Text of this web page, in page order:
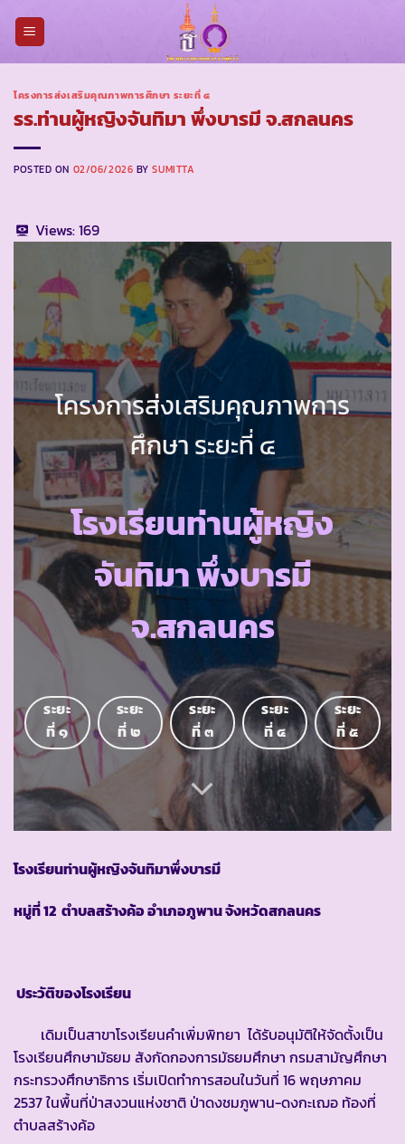
โครงการส่งเสริมคุณภาพการศึกษา ระยะที่ ๔
รร.ท่านผู้หญิงจันทิมา พึ่งบารมี จ.สกลนคร
POSTED ON 02/06/2026 BYSUMITTA
Views:169
โครงการส่งเสริมคุณภาพการ
ศึกษา ระยะที่ ๔
โรงเรียนท่านผู้หญิง
จันทิมา พึ่งบารมี
จ.สกลนคร
ระยะ
ที่ ๑
ระยะ
ที่ ๒
ระยะ
ที่ ๓
ระยะ
ที่ ๔
ระยะ
ที่ ๕
โรงเรียนท่านผู้หญิงจันทิมาพึ่งบารมี
หมู่ที่ 12 ตำบลสร้างค้อ อำเภอภูพาน จังหวัดสกลนคร
ประวัติของโรงเรียน
เดิมเป็นสาขาโรงเรียนคำเพิ่มพิทยา ได้รับอนุมัติให้จัดตั้งเป็น
โรงเรียนศึกษามัธยม สังกัดกองการมัธยมศึกษา กรมสามัญศึกษา
กระทรวงศึกษาธิการ เริ่มเปิดทำการสอนในวันที่ 16 พฤษภาคม
2537 ในพื้นที่ป่าสงวนแห่งชาติ ป่าดงชมภูพาน-ดงกะเฌอ ท้องที่
ตำบลสร้างค้อ